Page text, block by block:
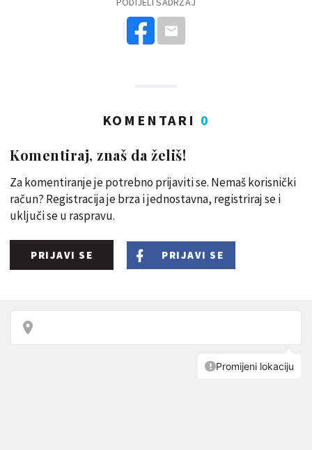
KOMENTARI 0
Komentiraj, znaš da želiš!
Za komentiranje je potrebno prijaviti se. Nemaš korisnički
račun? Registracija je brza i jednostavna, registriraj se i
uključi se u raspravu.
PRIJAVI SE PRIJAVI SE